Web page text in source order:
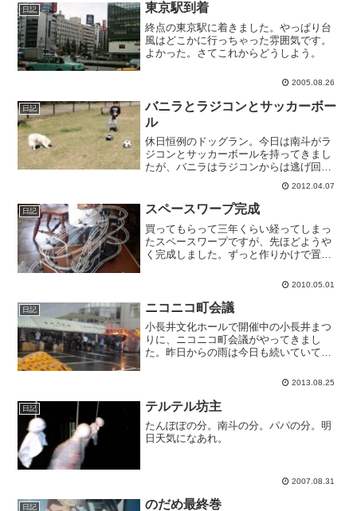
日記 東京駅到着
終点の東京駅に着きました。やっぱり台
風はどこかに行っちゃった雰囲気です。
よかった。さてこれからどうしよう。
2005.08.26
日記
バニラとラジコンとサッカーボー
ル
休日恒例のドッグラン。今日は南斗がラ
ジコンとサッカーボールを持ってきまし
たが、バニラはラジコンからは逃げ回
り、サッカーボールではよそのワンちゃ
2012.04.07
日記 スペースワープ完成
買ってもらって三年くらい経ってしまっ
たスペースワープですが、先ほどようや
く完成しました。ずっと作りかけで置い
つできるの〜？」と連日言っていたの
で、一気に完成させたのでした。南斗は
とても気に入ってくれたみた...
2010.05.01
日記 ニコニコ町会議
小長井文化ホールで開催中の小長井まつ
りに、ニコニコ町会議がやってきまし
た。昨日からの雨は今日も続いていてた
会議はたいへんな人気で、たくさんの若
ていたイベントはホールに移...
2013.08.25
日記 テルテル坊主
たんぽぽの分。南斗の分。パパの分。明
日天気になあれ。
2007.08.31
日記 のだめ最終巻